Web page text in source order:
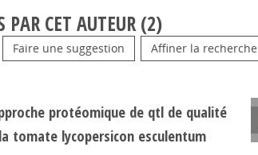
PAR CET AUTEUR (2)
Faire une suggestion Affiner la recherche
protéomique de qtl de qualité
tomate lycopersicon esculentum